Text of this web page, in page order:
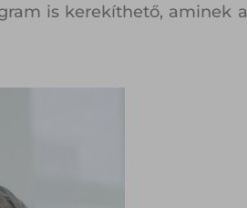
is kerekíthető, aminek a